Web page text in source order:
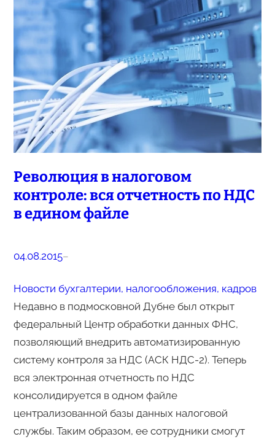
Революция в налоговом
контроле: вся отчетность по НДС
в едином файле
04.08.2015–
Новости бухгалтерии, налогообложения, кадров
Недавно в подмосковной Дубне был открыт
федеральный Центр обработки данных ФНС,
позволяющий внедрить автоматизированную
систему контроля за НДС (АСК НДС-2). Теперь
вся электронная отчетность по НДС
консолидируется в одном файле
централизованной базы данных налоговой
службы. Таким образом, ее сотрудники смогут